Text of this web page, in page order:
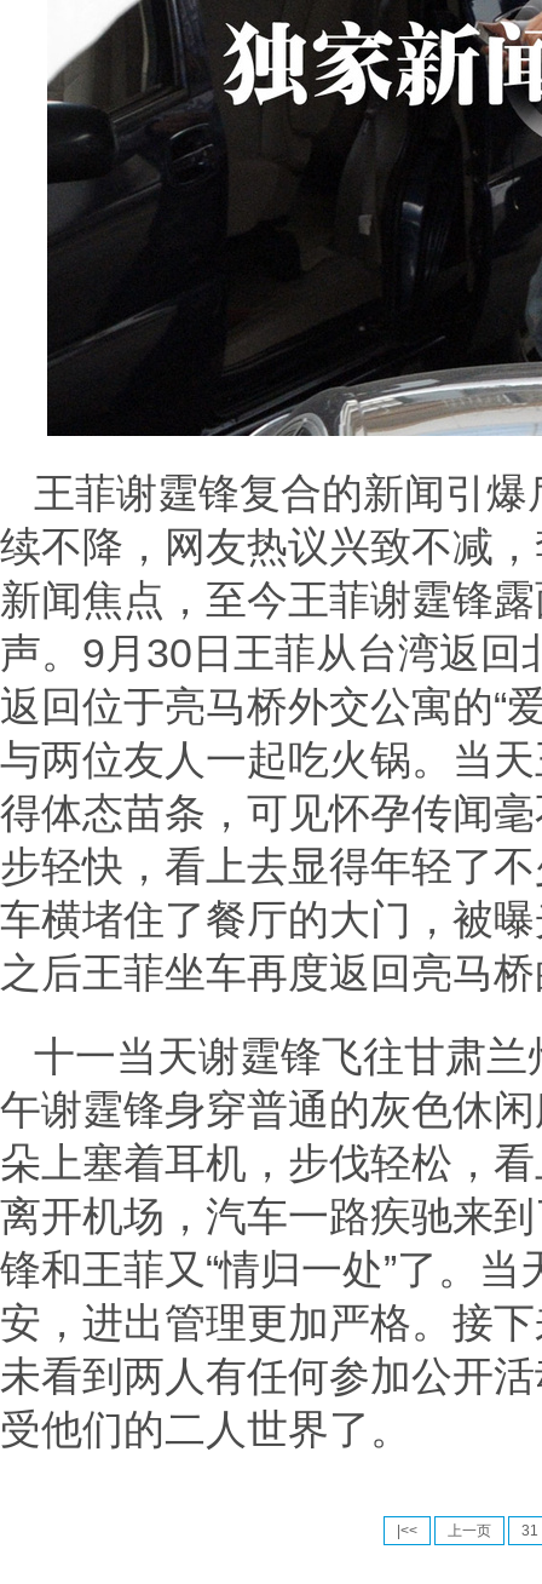
王菲谢霆锋复合的新闻引
续不降，网友热议兴致不减
新闻焦点，至今王菲谢霆锋
声。9月30日王菲从台湾返
返回位于亮马桥外交公寓的“
与两位友人一起吃火锅。当
得体态苗条，可见怀孕传闻
步轻快，看上去显得年轻了
车横堵住了餐厅的大门，被
之后王菲坐车再度返回亮马
十一当天谢霆锋飞往甘肃
午谢霆锋身穿普通的灰色休
朵上塞着耳机，步伐轻松，
离开机场，汽车一路疾驰来
锋和王菲又“情归一处”了。
安，进出管理更加严格。接
未看到两人有任何参加公开
受他们的二人世界了。
|<< 上一页 31